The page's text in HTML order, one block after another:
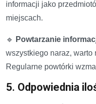
informacji jako
miejscach.
🔹 Powtarzanie
wszystkiego naraz, warto
Regularne powtórki
5. Odpowiednia